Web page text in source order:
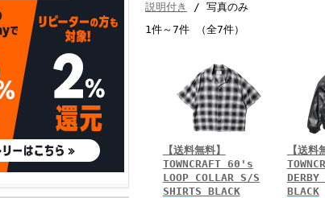
説明付き
/ 写真のみ
1件～7件 （全7件）
【送料無料】
TOWNCRAFT 60's
LOOP COLLAR S/S
SHIRTS BLACK
【送料
BLACK